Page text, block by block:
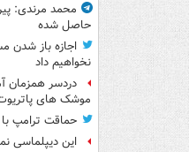
محمد مرندی:
حاصل شده
اجازه باز شدن
نخواهیم داد
دردسر همزمان
موشک های
حماقت ترامپ
این دیپلماسی